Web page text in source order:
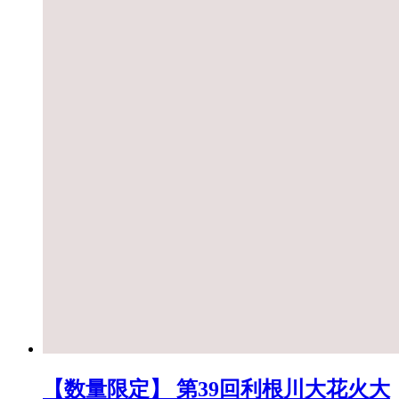
【数量限定】 第39回利根川大花火大